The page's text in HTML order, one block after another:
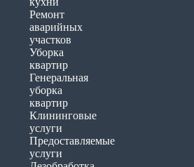
Ремонт
аварийных
участков
Уборка
квартир
Генеральная
уборка
квартир
Клининговые
услуги
Предоставляемые
услуги